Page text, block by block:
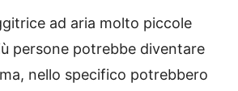
ad aria molto piccole
persone potrebbe diventare
nello specifico potrebbero